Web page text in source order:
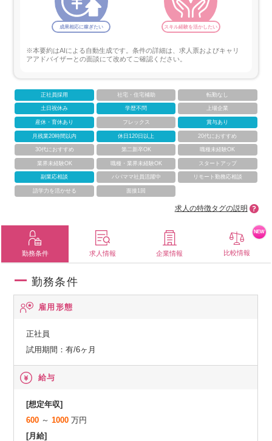
成果相応に稼ぎたい スキル経験を活かしたい
※本要約はAIによる自動生成です。条件の詳細は、求人票およびキャリ
アアドバイザーとの面談にて改めてご確認ください。
正社員採用 社宅・住宅補助 転勤なし
土日祝休み 学歴不問 上場企業
産休・育休あり フレックス 賞与あり
月残業20時間以内 休日120日以上 20代におすすめ
30代におすすめ 第二新卒OK 職種未経験OK
業界未経験OK 職種・業界未経験OK スタートアップ
副業応相談 パパママ社員活躍中 リモート勤務応相談
語学力を活かせる 面接1回
求人の特徴タグの説明
勤務条件 求人情報 企業情報 比較情報
NEW
勤務条件
雇用形態
正社員
試用期間：有/6ヶ月
給与
[想定年収]
600 ～1000 万円
[月給]